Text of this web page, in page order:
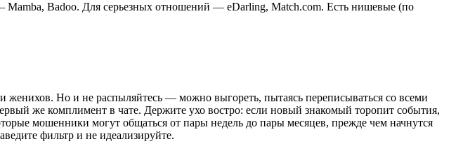
Badoo. Для серьезных отношений — eDarling, Match.com. Есть нишевые (по
женихов. Но и не распыляйтесь — можно выгореть, пытаясь переписываться со всеми
же комплимент в чате. Держите ухо востро: если новый знакомый торопит события,
мошенники могут общаться от пары недель до пары месяцев, прежде чем начнутся
фильтр и не идеализируйте.